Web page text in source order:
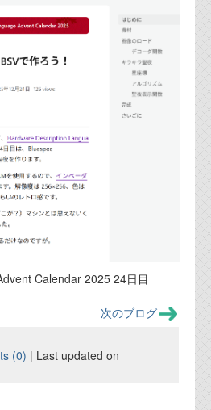
Calendar 2025 24日目
次のブログ
(0) | Last updated on